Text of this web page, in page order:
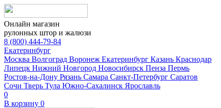
Онлайн магазин
рулонных штор и жалюзи
8 (800) 444-79-84
Екатеринбург
Москва Волгоград Воронеж Екатеринбург Казань Краснодар
Липецк Нижний Новгород Новосибирск Пенза Пермь
Ростов-на-Дону Рязань Самара Санкт-Петербург Саратов
Сочи Тверь Тула Южно-Сахалинск Ярославль
0
В корзину 0